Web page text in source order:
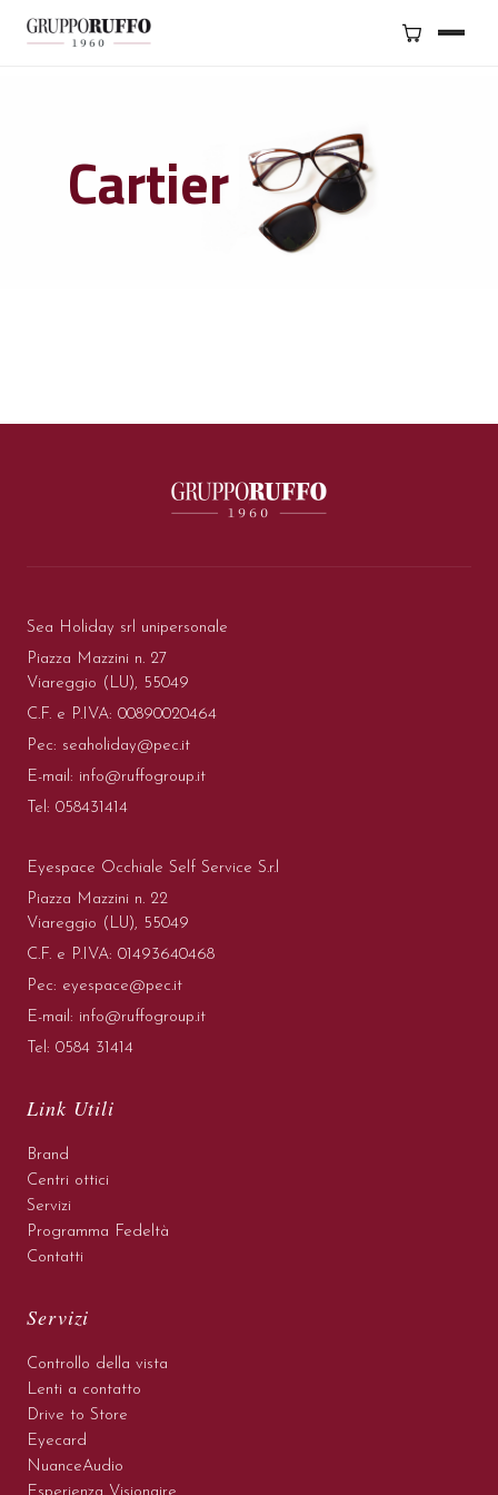
GRUPPOCartier
Sea Holiday srl unipersonale
Piazza Mazzini n. 27
Viareggio (LU), 55049
C.F. e P.IVA: 00890020464
Pec: seaholiday@pec.it
E-mail: info@ruffogroup.it
Tel: 058431414
Eyespace Occhiale Self Service S.r.l
Piazza Mazzini n. 22
Viareggio (LU), 55049
C.F. e P.IVA: 01493640468
Pec: eyespace@pec.it
E-mail: info@ruffogroup.it
Tel: 0584 31414
Link Utili
Brand
Centri ottici
Servizi
Programma Fedeltà
Contatti
Servizi
Controllo della vista
Lenti a contatto
Drive to Store
Eyecard
NuanceAudio